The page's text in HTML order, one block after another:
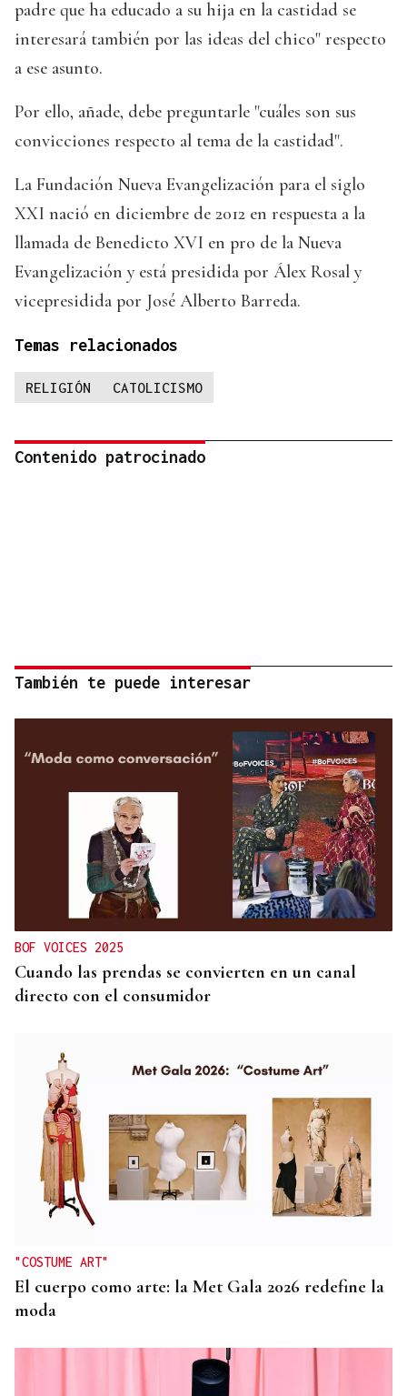
padre que ha educado a su hija en la castidad se
interesará también por las ideas del chico" respecto
a ese asunto.
Por ello, añade, debe preguntarle "cuáles son sus
convicciones respecto al tema de la castidad".
La Fundación Nueva Evangelización para el siglo
XXI nació en diciembre de 2012 en respuesta a la
llamada de Benedicto XVI en pro de la Nueva
Evangelización y está presidida por Álex Rosal y
vicepresidida por José Alberto Barreda.
Temas relacionados
RELIGIÓN CATOLICISMO
Contenido patrocinado
También te puede interesar
BOF VOICES 2025
Cuando las prendas se convierten en un canal
directo con el consumidor
"COSTUME ART"
El cuerpo como arte: la Met Gala 2026 redefine la
moda